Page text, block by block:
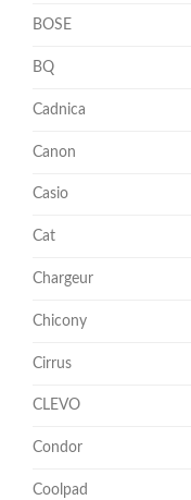
BOSE
BQ
Cadnica
Canon
Casio
Cat
Chargeur
Chicony
Cirrus
CLEVO
Condor
Coolpad